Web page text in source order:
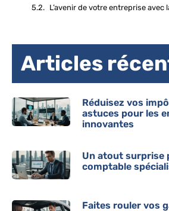
L’avenir de votre entreprise avec
Articles
Réduisez vos
astuces pour les
innovantes
Un atout surprise
comptable
Faites rouler vos